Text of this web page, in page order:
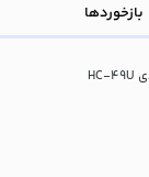
بازخوردها